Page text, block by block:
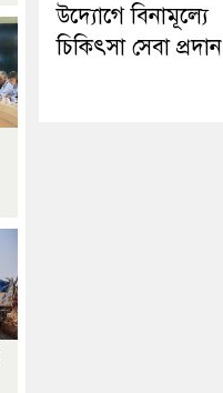
উদ্যোগে বিনামূল্যে
চিকিৎসা সেবা প্রদান